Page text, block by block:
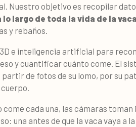
Nuestro objetivo es recopilar
largo de toda la vida de la vaca
y rebaños.
e inteligencia artificial para
y cuantificar cuánto come. El
de fotos de su lomo, por su
cada una, las cámaras toman
una antes de que la vaca vaya a la